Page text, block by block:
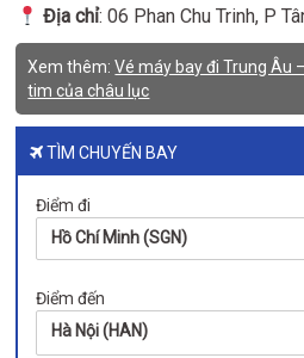
Địa chỉ: 06 Phan Chu Trinh, P
Xem thêm:Vé máy bay đi Trung Âu
tim của châu lục
TÌM CHUYẾN BAY
Điểm đi
Hồ Chí Minh (SGN)
Điểm đến
Hà Nội (HAN)